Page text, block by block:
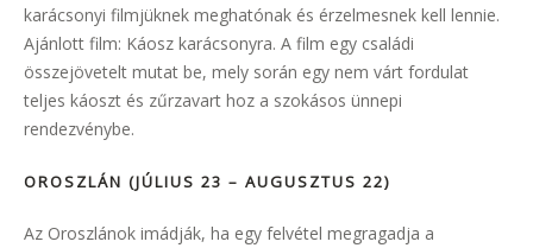
karácsonyi filmjüknek meghatónak és érzelmesnek kell lennie.
Ajánlott film: Káosz karácsonyra. A film egy családi
összejövetelt mutat be, mely során egy nem várt fordulat
teljes káoszt és zűrzavart hoz a szokásos ünnepi
rendezvénybe.
OROSZLÁN (JÚLIUS 23 – AUGUSZTUS 22)
Az Oroszlánok imádják, ha egy felvétel megragadja a